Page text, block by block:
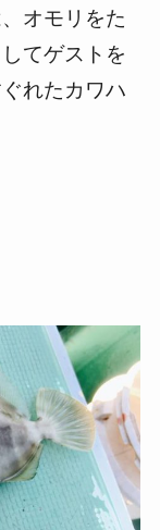
オモリをた
てゲストを
れたカワハ